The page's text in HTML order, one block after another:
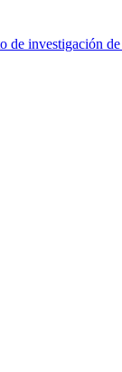
de investigación